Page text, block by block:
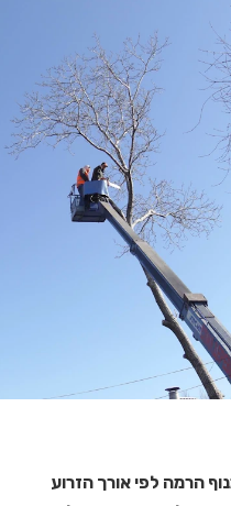
הרמה לפי אורך הזרוע